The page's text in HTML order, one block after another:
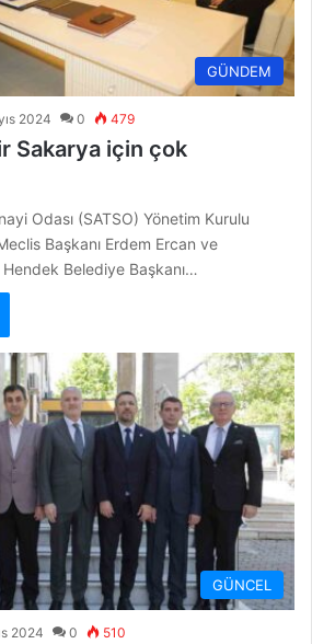
GÜNDEM
2024 0 479
Sakarya için çok
Odası (SATSO) Yönetim Kurulu
Başkanı Erdem Ercan ve
Belediye Başkanı…
GÜNCEL
2024 0 510